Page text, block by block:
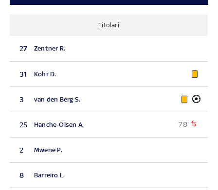
Titolari
27 Zentner R.
31 Kohr D.
3 van den Berg S.
25 Hanche-Olsen A. 78'
2 Mwene P.
8 Barreiro L.